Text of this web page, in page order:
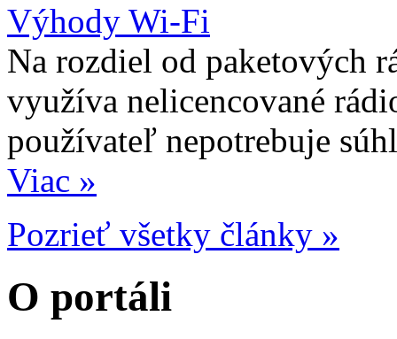
Výhody Wi-Fi
Na rozdiel od paketových
využíva nelicencované
používateľ nepotrebuje
Viac »
Pozrieť všetky články »
O portáli